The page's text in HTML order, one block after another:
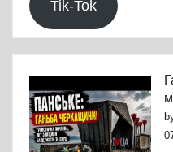
Tik-Tok